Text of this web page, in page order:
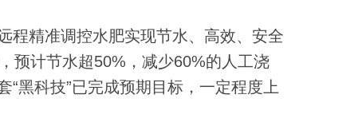
精准调控水肥实现节水、高效、安全
预计节水超50%，减少60%的人工浇
黑科技”已完成预期目标，一定程度上